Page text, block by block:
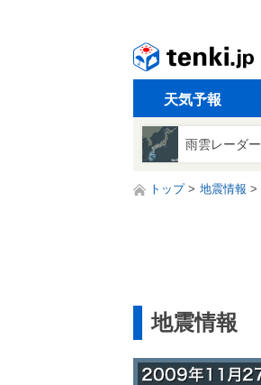
天気予報
雨雲レーダー
トップ 地震情報
地震情報